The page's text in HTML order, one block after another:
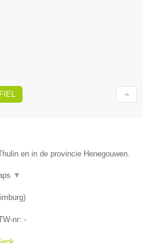
en in de provincie Henegouwen.
▼
Limburg)
nr: -